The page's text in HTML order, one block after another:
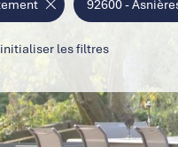
92600 -
les filtres